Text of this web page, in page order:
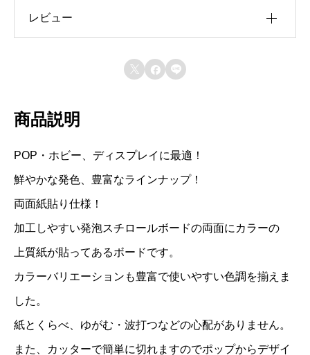
レビュー
レビュー投稿には、会員登録が必要です。
会員登録する
  
商品説明
POP・ホビー、ディスプレイに最適！
鮮やかな発色、豊富なラインナップ！
両面紙貼り仕様！
加工しやすい発泡スチロールボードの両面にカラーの
上質紙が貼ってあるボードです。
カラーバリエーションも豊富で使いやすい色調を揃えま
した。
紙とくらべ、ゆがむ・波打つなどの心配がありません。
また、カッターで簡単に切れますのでポップからデザイ